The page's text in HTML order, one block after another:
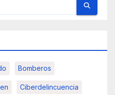
Bomberos
Ciberdelincuencia